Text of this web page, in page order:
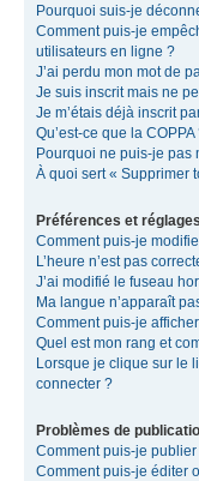
Pourquoi suis-je
Comment puis-je
utilisateurs en ligne ?
J’ai perdu mon mot de
Je suis inscrit mais ne
Je m’étais déjà inscrit
Qu’est-ce que la COPPA
Pourquoi ne puis-je pas
À quoi sert « Supprimer
Préférences et
Comment puis-je
L’heure n’est pas
J’ai modifié le fuseau
Ma langue n’apparaît
Comment puis-je
Quel est mon rang et
Lorsque je clique sur le
connecter ?
Problèmes de
Comment puis-je
Comment puis-je éditer